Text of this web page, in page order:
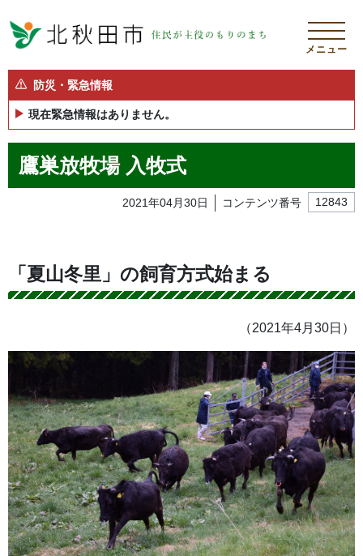
メニュー
防災・緊急情報
現在緊急情報はありません。
鷹巣放牧場 入牧式
2021年04月30日 コンテンツ番号 12843
「夏山冬里」の飼育方式始まる
（2021年4月30日）